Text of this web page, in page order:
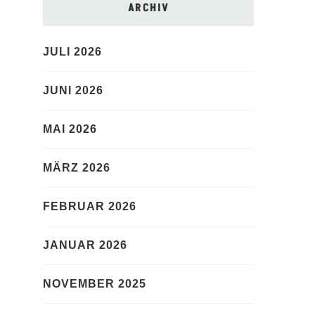
ARCHIV
JULI 2026
JUNI 2026
MAI 2026
MÄRZ 2026
FEBRUAR 2026
JANUAR 2026
NOVEMBER 2025